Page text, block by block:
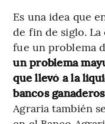
Es una idea que
de fin de siglo.
fue un problema
un problema
que llevó a la
bancos ganaderos
Agraria también